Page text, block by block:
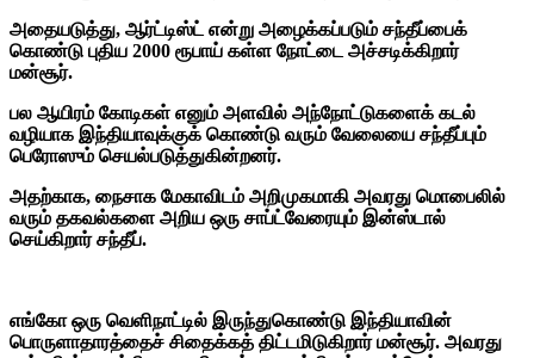
அதையடுத்து, ஆர்ட்டிஸ்ட் என்று அழைக்கப்படும் சந்தீப்பைக்
கொண்டு புதிய 2000 ரூபாய் கள்ள நோட்டை அச்சடிக்கிறார்
மன்சூர்.
பல ஆயிரம் கோடிகள் எனும் அளவில் அந்நோட்டுகளைக் கடல்
வழியாக இந்தியாவுக்குக் கொண்டு வரும் வேலையை சந்தீப்பும்
பெரோஸும் செயல்படுத்துகின்றனர்.
அதற்காக, நைசாக மேகாவிடம் அறிமுகமாகி அவரது மொபைலில்
வரும் தகவல்களை அறிய ஒரு சாப்ட்வேரையும் இன்ஸ்டால்
செய்கிறார் சந்தீப்.
எங்கோ ஒரு வெளிநாட்டில் இருந்துகொண்டு இந்தியாவின்
பொருளாதாரத்தைச் சிதைக்கத் திட்டமிடுகிறார் மன்சூர். அவரது